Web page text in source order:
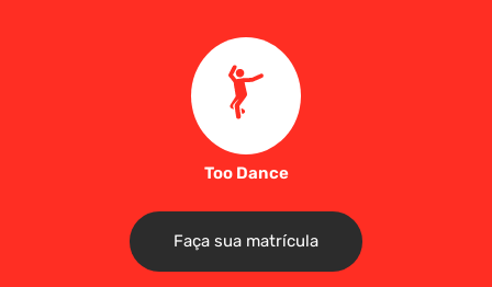
Too Dance
Faça sua matrícula